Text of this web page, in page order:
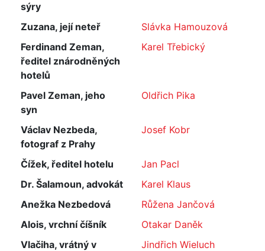
sýry
Zuzana, její neteř
Slávka Hamouzová
Ferdinand Zeman,
ředitel znárodněných
hotelů
Karel Třebický
Pavel Zeman, jeho
syn
Oldřich Pika
Václav Nezbeda,
fotograf z Prahy
Josef Kobr
Čížek, ředitel hotelu
Jan Pacl
Dr. Šalamoun, advokát
Karel Klaus
Anežka Nezbedová
Růžena Jančová
Alois, vrchní číšník
Otakar Daněk
Vlačiha, vrátný v
Jindřich Wieluch